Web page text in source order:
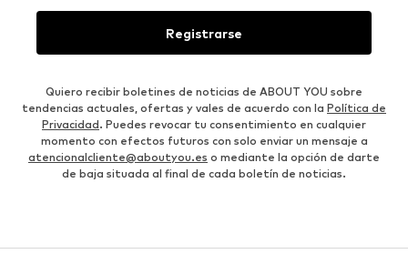
Registrarse
Quiero recibir boletines de noticias de ABOUT YOU sobre
tendencias actuales, ofertas y vales de acuerdo con la Política de
Privacidad. Puedes revocar tu consentimiento en cualquier
momento con efectos futuros con solo enviar un mensaje a
atencionalcliente@aboutyou.es o mediante la opción de darte
de baja situada al final de cada boletín de noticias.